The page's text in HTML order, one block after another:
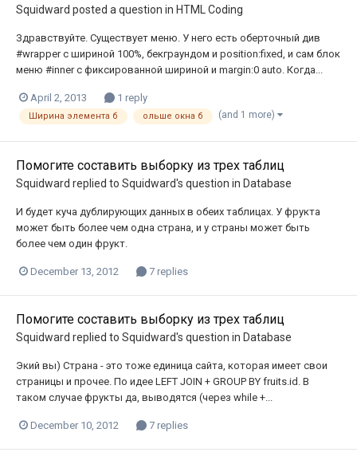
Squidward posted a question in HTML Coding
Здравствуйте. Существует меню. У него есть оберточный див
#wrapper с шириной 100%, бекграундом и position:fixed, и сам блок
меню #inner с фиксированной шириной и margin:0 auto. Когда...
April 2, 2013 1 reply
Ширина элемента б ольше окна б (and 1 more)
Помогите составить выборку из трех таблиц
Squidward replied to Squidward's question in Database
И будет куча дублирующих данных в обеих таблицах. У фрукта
может быть более чем одна страна, и у страны может быть
более чем один фрукт.
December 13, 2012 7 replies
Помогите составить выборку из трех таблиц
Squidward replied to Squidward's question in Database
Экий вы) Страна - это тоже единица сайта, которая имеет свои
страницы и прочее. По идее LEFT JOIN + GROUP BY fruits.id. В
таком случае фрукты да, выводятся (через while +...
December 10, 2012 7 replies